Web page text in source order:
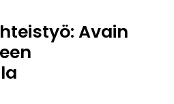
Avain